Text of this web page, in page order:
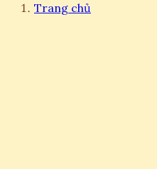
Trang chủ